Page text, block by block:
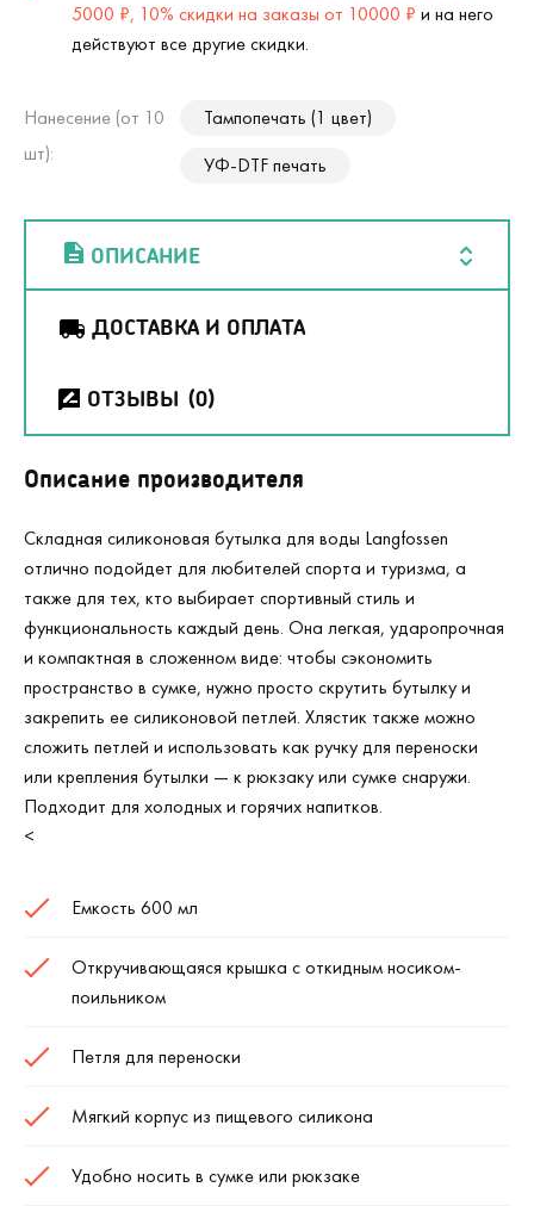
5000 ₽, 10% скидки на заказы от 10000 ₽ и на него
действуют все другие скидки.
Нанесение (от 10
шт):
Тампопечать (1 цвет)
УФ-DTF печать
ОПИСАНИЕ
ДОСТАВКА И ОПЛАТА
ОТЗЫВЫ (0)
Описание производителя
Складная силиконовая бутылка для воды Langfossen
отлично подойдет для любителей спорта и туризма, а
также для тех, кто выбирает спортивный стиль и
функциональность каждый день. Она легкая, ударопрочная
и компактная в сложенном виде: чтобы сэкономить
пространство в сумке, нужно просто скрутить бутылку и
закрепить ее силиконовой петлей. Хлястик также можно
сложить петлей и использовать как ручку для переноски
или крепления бутылки — к рюкзаку или сумке снаружи.
Подходит для холодных и горячих напитков.
<
Емкость 600 мл
Откручивающаяся крышка с откидным носиком-
поильником
Петля для переноски
Мягкий корпус из пищевого силикона
Удобно носить в сумке или рюкзаке